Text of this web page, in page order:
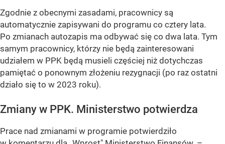
Zgodnie z obecnymi zasadami, pracownicy są
automatycznie zapisywani do programu co cztery lata.
Po zmianach autozapis ma odbywać się co dwa lata. Tym
samym pracownicy, którzy nie będą zainteresowani
udziałem w PPK będą musieli częściej niż dotychczas
pamiętać o ponownym złożeniu rezygnacji (po raz ostatni
działo się to w 2023 roku).
Zmiany w PPK. Ministerstwo potwierdza
Prace nad zmianami w programie potwierdziło